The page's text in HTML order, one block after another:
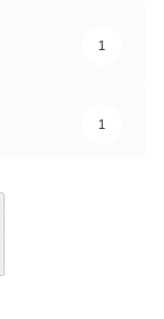
1
1